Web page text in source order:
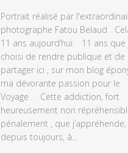
Portrait réalisé par
photographe Fatou Belaud
11 ans aujourd’hui. 11 ans que
choisi de rendre publique et de
partager ici , sur mon blog
ma dévorante passion pour le
Voyage . Cette addiction, fort
heureusement non
pénalement , que j’appréhende,
depuis toujours, à...